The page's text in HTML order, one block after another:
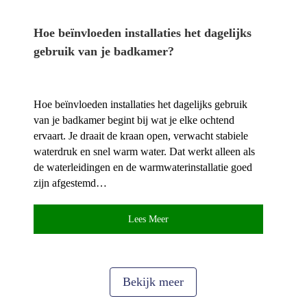
Hoe beïnvloeden installaties het dagelijks
gebruik van je badkamer?
Hoe beïnvloeden installaties het dagelijks gebruik
van je badkamer begint bij wat je elke ochtend
ervaart.​ Je draait de kraan open, verwacht stabiele
waterdruk en snel warm water.​ Dat werkt alleen als
de waterleidingen en de warmwaterinstallatie goed
zijn afgestemd…
Lees Meer
Bekijk meer